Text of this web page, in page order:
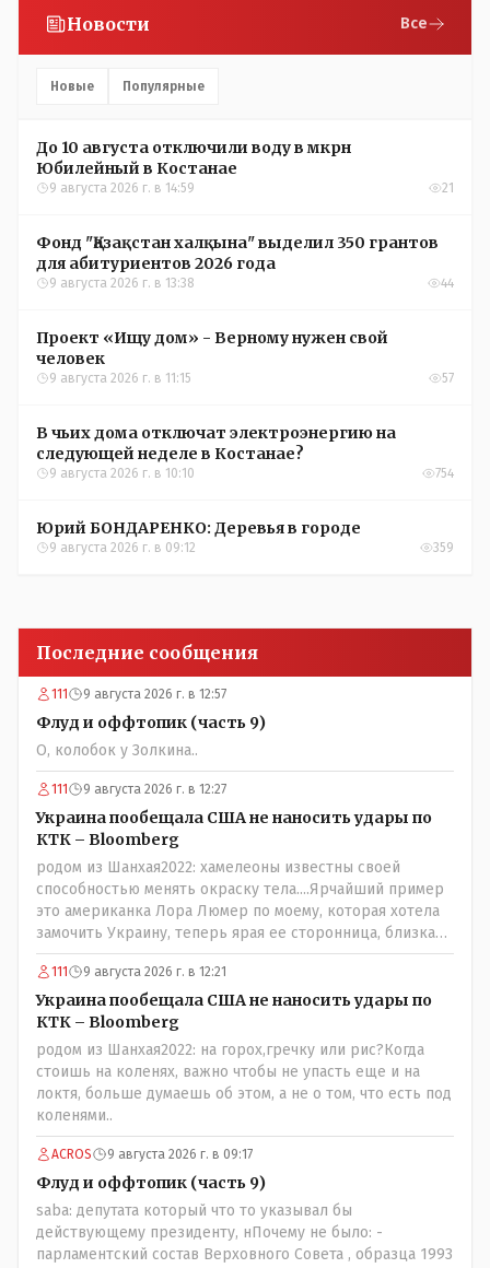
Новости Все
Новые Популярные
До 10 августа отключили воду в мкрн
Юбилейный в Костанае
9 августа 2026 г. в 14:59 21
Фонд "Қазақстан халқына" выделил 350 грантов
для абитуриентов 2026 года
9 августа 2026 г. в 13:38 44
Проект «Ищу дом» - Верному нужен свой
человек
9 августа 2026 г. в 11:15 57
В чьих дома отключат электроэнергию на
следующей неделе в Костанае?
9 августа 2026 г. в 10:10 754
Юрий БОНДАРЕНКО: Деревья в городе
9 августа 2026 г. в 09:12 359
Последние сообщения
111 9 августа 2026 г. в 12:57
Флуд и оффтопик (часть 9)
О, колобок у Золкина..
111 9 августа 2026 г. в 12:27
Украина пообещала США не наносить удары по
КТК – Bloomberg
родом из Шанхая2022: хамелеоны известны своей
способностью менять окраску тела....Ярчайший пример
это американка Лора Люмер по моему, которая хотела
замочить Украину, теперь ярая ее сторонница, близкая
к Трампу. Ну и западные страны тем более, которые
предоставляли Зеленскому убежище, чтоб он бежал и
которые развернулись потом на 180 или 360 градусов,
посмотрев на того, как он не сдался, но ты же там сам
живешь и многое знаешь о тех, на кого работаешь.. Это
просто прагматизм и ничего личного. Победим мы, они
встанут под нас и наоборот и все это понимают..
111 9 августа 2026 г. в 12:21
Украина пообещала США не наносить удары по
КТК – Bloomberg
родом из Шанхая2022: на горох,гречку или рис?Когда
стоишь на коленях, важно чтобы не упасть еще и на
локтя, больше думаешь об этом, а не о том, что есть под
коленями..
ACROS 9 августа 2026 г. в 09:17
Флуд и оффтопик (часть 9)
saba: депутата который что то указывал бы
действующему президенту, нПочему не было: -
парламентский состав Верховного Совета , образца 1993